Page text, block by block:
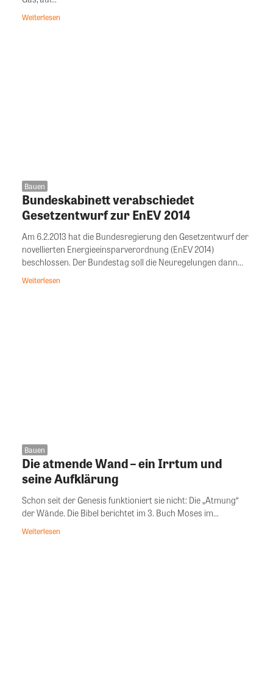
Weiterlesen
Bauen
Bundeskabinett verabschiedet
Gesetzentwurf zur EnEV 2014
Am 6.2.2013 hat die Bundesregierung den Gesetzentwurf der
novellierten Energieeinsparverordnung (EnEV 2014)
beschlossen. Der Bundestag soll die Neuregelungen dann...
Weiterlesen
Bauen
Die atmende Wand – ein Irrtum und
seine Aufklärung
Schon seit der Genesis funktioniert sie nicht: Die „Atmung“
der Wände. Die Bibel berichtet im 3. Buch Moses im...
Weiterlesen